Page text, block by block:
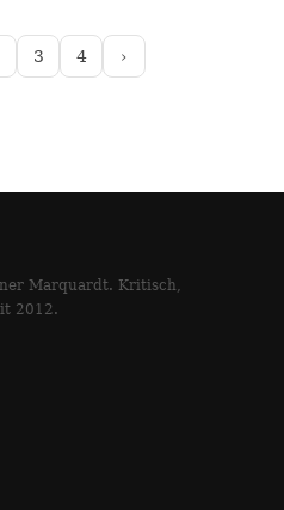
3 4 ›
Marquardt. Kritisch,
2012.